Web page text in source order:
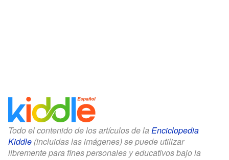
Todo el contenido de los artículos de la Enciclopedia
Kiddle (incluidas las imágenes) se puede utilizar
libremente para fines personales y educativos bajo la